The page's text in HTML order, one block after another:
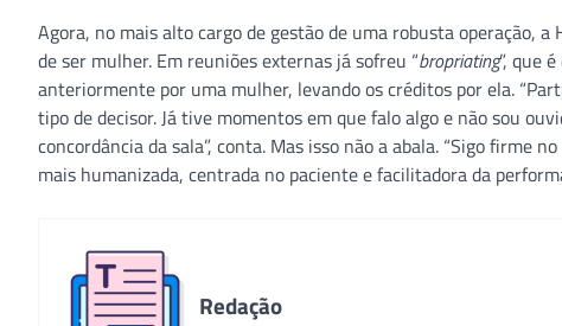
Agora, no mais alto cargo de gestão de uma robusta operação,
de ser mulher. Em reuniões externas já sofreu “bropriating”, que
anteriormente por uma mulher, levando os créditos por ela.
tipo de decisor. Já tive momentos em que falo algo e não sou
concordância da sala”, conta. Mas isso não a abala. “Sigo firme
mais humanizada, centrada no paciente e facilitadora da
Redação